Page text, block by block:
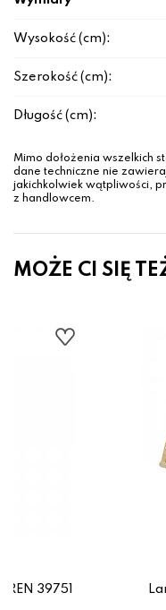
Wysokość (cm):
Szerokość (cm):
Długość (cm):
Mimo dołożenia wszelkich
dane techniczne nie
jakichkolwiek wątpliwości,
z handlowcem.
MOŻE CI SIĘ
39751